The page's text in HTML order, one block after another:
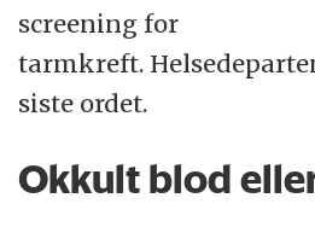
screening for
tarmkreft.
siste ordet.
Okkult blod